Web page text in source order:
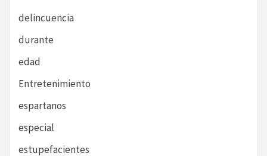
delincuencia
durante
edad
Entretenimiento
espartanos
especial
estupefacientes